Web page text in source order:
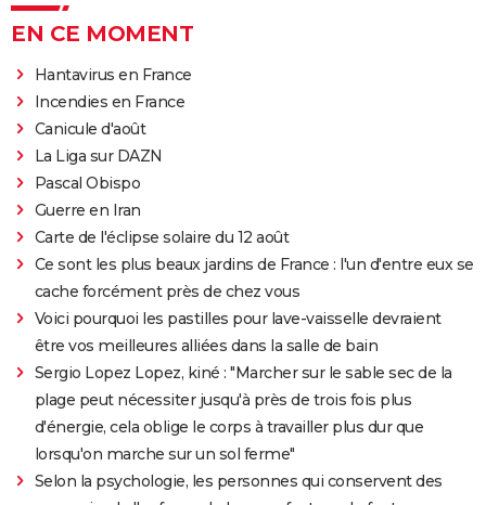
EN CE MOMENT
Hantavirus en France
Incendies en France
Canicule d'août
La Liga sur DAZN
Pascal Obispo
Guerre en Iran
Carte de l'éclipse solaire du 12 août
Ce sont les plus beaux jardins de France : l'un d'entre eux se
cache forcément près de chez vous
Voici pourquoi les pastilles pour lave-vaisselle devraient
être vos meilleures alliées dans la salle de bain
Sergio Lopez Lopez, kiné : "Marcher sur le sable sec de la
plage peut nécessiter jusqu'à près de trois fois plus
d'énergie, cela oblige le corps à travailler plus dur que
lorsqu'on marche sur un sol ferme"
Selon la psychologie, les personnes qui conservent des